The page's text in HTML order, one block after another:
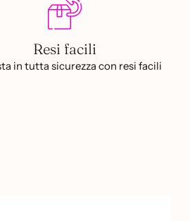
Resi facili
in tutta sicurezza con resi facili